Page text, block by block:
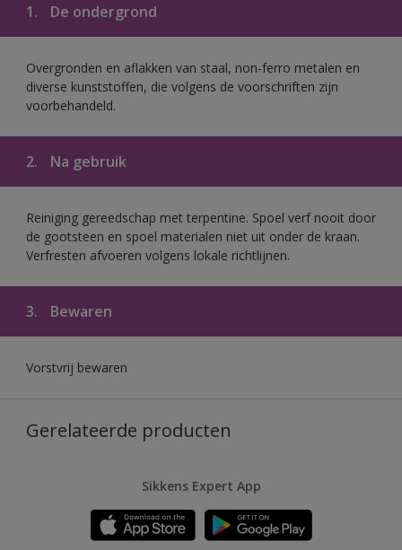
1. De ondergrond
Overgronden en aflakken van staal, non-ferro metalen en
diverse kunststoffen, die volgens de voorschriften zijn
voorbehandeld.
2. Na gebruik
Reiniging gereedschap met terpentine. Spoel verf nooit door
de gootsteen en spoel materialen niet uit onder de kraan.
Verfresten afvoeren volgens lokale richtlijnen.
3. Bewaren
Vorstvrij bewaren
Gerelateerde producten
Sikkens Expert App